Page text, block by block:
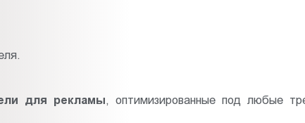
для рекламы, оптимизированные под любые